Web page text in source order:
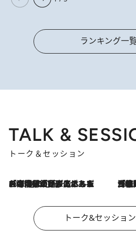
ランキング一
TALK &
トーク＆セッション
2026.8.3
「今後値上げがあるとすれば…」「リスクがあるのは今年の冬」エネルギー専門家が語る、ホルムズ海峡封鎖が家庭にもたらす“ある心配” 「住宅建てられない…」「サーチャージ料の高
トーク&セッショ